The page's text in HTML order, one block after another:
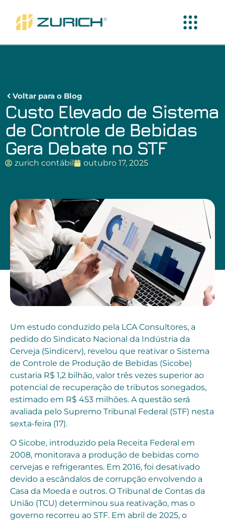
Voltar para o Blog
Custo Elevado de Sistema
de Controle de Bebidas
Gera Debate no STF
zurich contábil outubro 17, 2025
Um estudo conduzido pela LCA Consultores, a
pedido do Sindicato Nacional da Indústria da
Cerveja (Sindicerv), revelou que reativar o Sistema
de Controle de Produção de Bebidas (Sicobe)
custaria R$ 1,2 bilhão, valor três vezes superior ao
potencial de recuperação de tributos sonegados,
estimado em R$ 453 milhões. A questão será
avaliada pelo Supremo Tribunal Federal (STF) nesta
sexta-feira (17).
O Sicobe, introduzido pela Receita Federal em
2008, monitorava a produção de bebidas como
cervejas e refrigerantes. Em 2016, foi desativado
devido a escândalos de corrupção envolvendo a
Casa da Moeda e outros. O Tribunal de Contas da
União (TCU) determinou sua reativação, mas o
governo recorreu ao STF. Em abril de 2025, o